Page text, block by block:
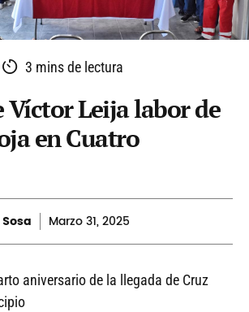
3 mins de lectura
Víctor Leija labor de
en Cuatro
Marzo31, 2025
aniversario de la llegada de Cruz